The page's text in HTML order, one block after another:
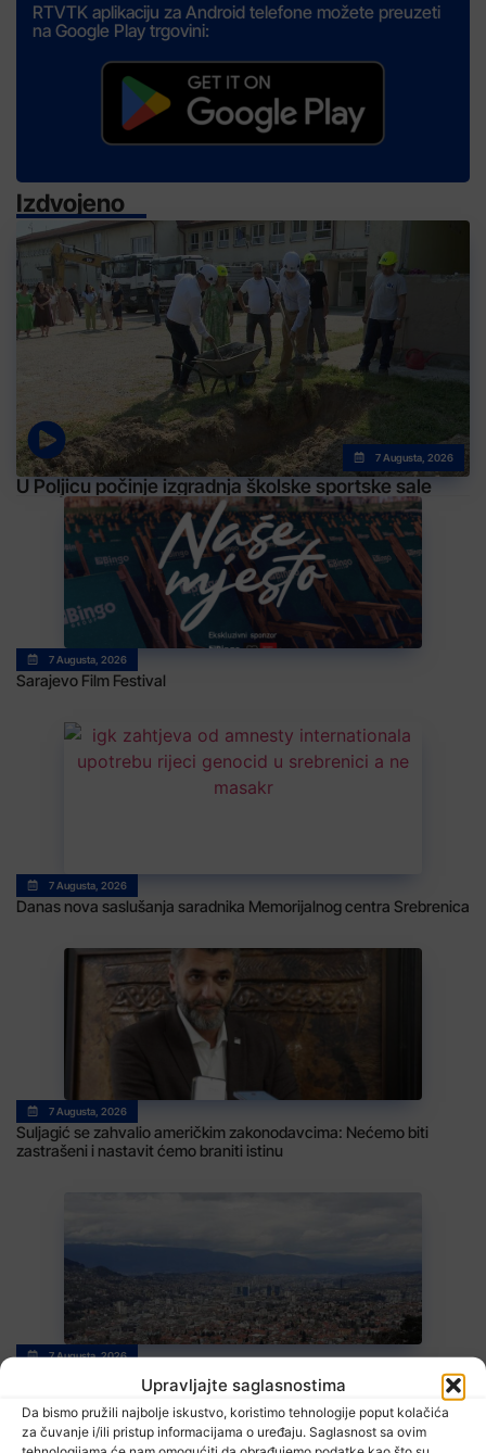
Upravljajte saglasnostima
Da bismo pružili najbolje iskustvo, koristimo tehnologije poput kolačića
za čuvanje i/ili pristup informacijama o uređaju. Saglasnost sa ovim
RTVTK aplikaciju za Android telefone možete preuzeti
na Google Play trgovini:
Izdvojeno
7 Augusta, 2026
U Poljicu počinje izgradnja školske sportske sale
7 Augusta, 2026
Sarajevo Film Festival
7 Augusta, 2026
Danas nova saslušanja saradnika Memorijalnog centra Srebrenica
7 Augusta, 2026
Suljagić se zahvalio američkim zakonodavcima: Nećemo biti
zastrašeni i nastavit ćemo braniti istinu
7 Augusta, 2026
Stiže blagi predah od vrelina, ali ne zadugo